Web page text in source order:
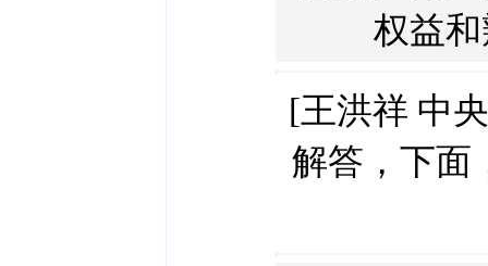
权益
[王洪祥 中
解答，下面